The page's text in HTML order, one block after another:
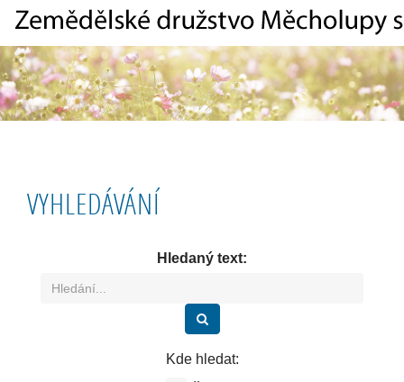
VYHLEDÁVÁNÍ
Hledaný text:
Kde hledat: